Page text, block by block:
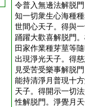
令普入無邊法解脱
知一切衆生心海種
世間心天子。得與
踊躍大歡喜解脱門
田家作業種芽莖等
出現淨光天子。得
見受苦受樂事解脱
能持清淨月普現十
天子。得開示一切
性解脱門。淨覺月